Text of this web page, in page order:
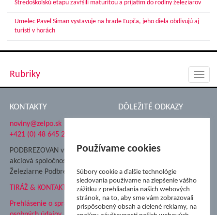
Stredoškolskú etapu zavŕšili maturitou a prijatím do rodiny železiarov
Umelec Pavel Siman vystavuje na hrade Ľupča, jeho diela obdivujú aj
turisti v horách
Rubriky
KONTAKTY
noviny@zelpo.sk
+421 (0) 48 645 2711
PODBREZOVAN vydáva
akciová spoločnosť
Železiarne Podbrezová
TIRÁŽ & KONTAKT
Prehlásenie o spracovaní
DÔLEŽITÉ ODKAZY
Nadácia Železiarne
ŽP Informatika s.r.o.
ŠK Železiarne Podbrezová
Tále a.s.
Používame cookies
Súbory cookie a ďalšie technológie
sledovania používame na zlepšenie vášho
zážitku z prehliadania našich webových
stránok, na to, aby sme vám zobrazovali
prispôsobený obsah a cielené reklamy, na